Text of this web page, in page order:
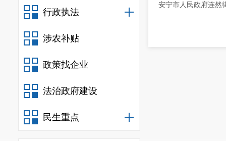
行政执法
涉农补贴
政策找企业
法治政府建设
民生重点
安宁市人民政府连然